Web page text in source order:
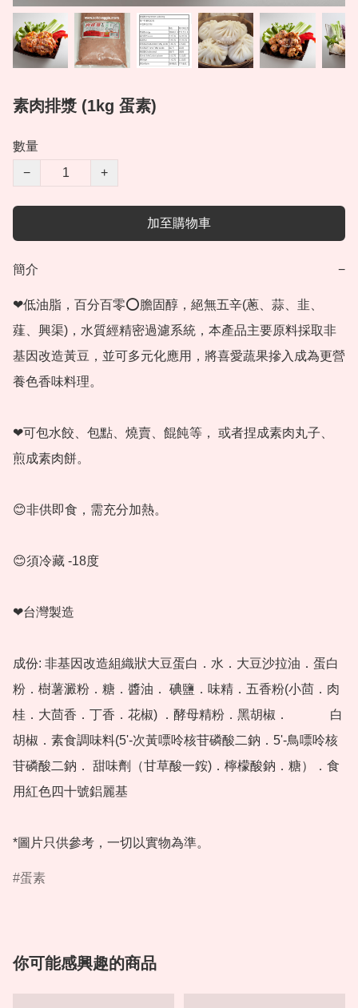
素肉排漿 (1kg 蛋素)
數量
−
+
加至購物車
簡介 −
❤低油脂，百分百零⭕膽固醇，絕無五辛(蔥、蒜、韭、
薤、興渠)，水質經精密過濾系統，本產品主要原料採取非
基因改造黃豆，並可多元化應用，將喜愛蔬果摻入成為更營
養色香味料理。
❤可包水餃、包點、燒賣、餛飩等， 或者捏成素肉丸子、
煎成素肉餅。
😊非供即食，需充分加熱。
😊須冷藏 -18度
❤台灣製造
成份: 非基因改造組織狀大豆蛋白．水．大豆沙拉油．蛋白
粉．樹薯澱粉．糖．醬油． 碘鹽．味精．五香粉(小茴．肉
桂．大茴香．丁香．花椒) ．酵母精粉．黑胡椒． 　　　白
胡椒．素食調味料(5'-次黃嘌呤核苷磷酸二鈉．5'-鳥嘌呤核
苷磷酸二鈉． 甜味劑（甘草酸一銨)．檸檬酸鈉．糖）．食
用紅色四十號鋁麗基
*圖片只供參考，一切以實物為準。
蛋素
你可能感興趣的商品